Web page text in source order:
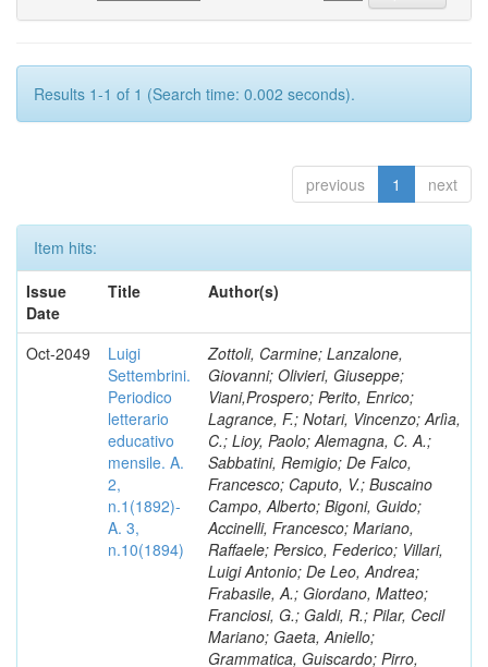
Results 1-1 of 1 (Search time: 0.002 seconds).
previous 1 next
Item hits:
Issue
Date
Title Author(s)
Oct-2049
Luigi
Settembrini.
Periodico
letterario
educativo
mensile. A.
2,
n.1(1892)-
A. 3,
n.10(1894)
Zottoli, Carmine; Lanzalone,
Giovanni; Olivieri, Giuseppe;
Viani,Prospero; Perito, Enrico;
Lagrance, F.; Notari, Vincenzo; Arlìa,
C.; Lioy, Paolo; Alemagna, C. A.;
Sabbatini, Remigio; De Falco,
Francesco; Caputo, V.; Buscaino
Campo, Alberto; Bigoni, Guido;
Accinelli, Francesco; Mariano,
Raffaele; Persico, Federico; Villari,
Luigi Antonio; De Leo, Andrea;
Frabasile, A.; Giordano, Matteo;
Franciosi, G.; Galdi, R.; Pilar, Cecil
Mariano; Gaeta, Aniello;
Grammatica, Guiscardo; Pirro,